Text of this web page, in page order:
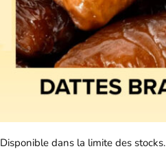
Disponible dans la limite des stocks.